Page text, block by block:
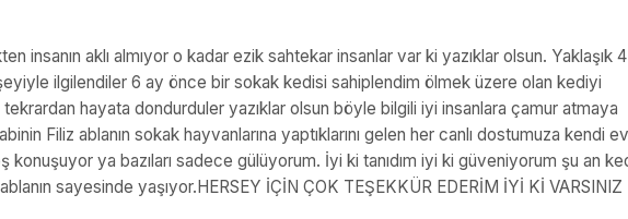
insanın aklı almıyor o kadar ezik sahtekar insanlar var ki yazıklar olsun. Yaklaşık 4
ilgilendiler 6 ay önce bir sokak kedisi sahiplendim ölmek üzere olan kediyi
hayata dondurduler yazıklar olsun böyle bilgili iyi insanlara çamur atmaya
Filiz ablanın sokak hayvanlarına yaptıklarını gelen her canlı dostumuza kendi
konuşuyor ya bazıları sadece gülüyorum. İyi ki tanıdım iyi ki güveniyorum şu an
sayesinde yaşıyor.HERSEY İÇİN ÇOK TEŞEKKÜR EDERİM İYİ Kİ VARSINIZ